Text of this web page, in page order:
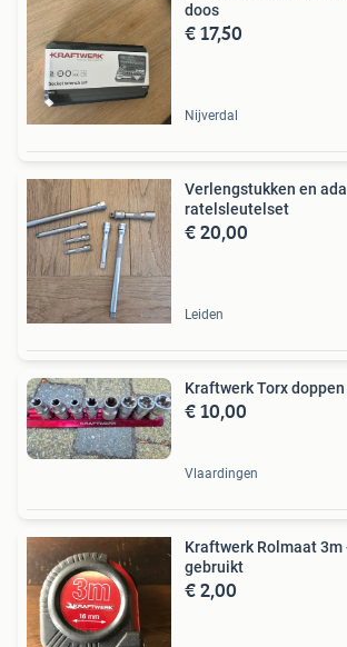
doos
€ 17,50
Nijverdal
Verlengstukken en
ratelsleutelset
€ 20,00
Leiden
Kraftwerk Torx
€ 10,00
Vlaardingen
Kraftwerk Rolmaat 3m
gebruikt
€ 2,00